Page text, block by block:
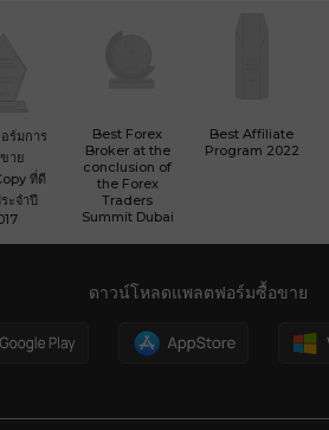
ร์มการ
าย
ที่ดี
ะจำปี
Best Forex
Broker at the
conclusion of
the Forex
Traders
Summit Dubai
Best Affiliate
Program 2022
ดาวน์โหลดแพลตฟอร์มซื้อขาย